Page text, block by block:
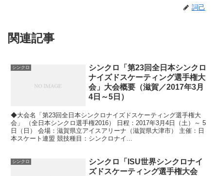
詞己
関連記事
シンクロ
シンクロ「第23回全日本シンクロ
ナイズドスケーティング選手権大
会」大会概要（滋賀／2017年3月
4日～5日）
◆大会名「第23回全日本シンクロナイズドスケーティング選手権大
会」 （全日本シンクロ選手権2016） 日程：2017年3月4日（土）～ 5
日（日） 会場：滋賀県立アイスアリーナ（滋賀県大津市） 主催：日
本スケート連盟 競技種目：シンクロナイ...
シンクロ
シンクロ「ISU世界シンクロナイ
ズドスケーティング選手権大会